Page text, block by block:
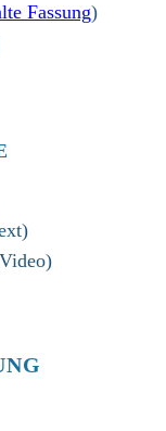
Fassung)